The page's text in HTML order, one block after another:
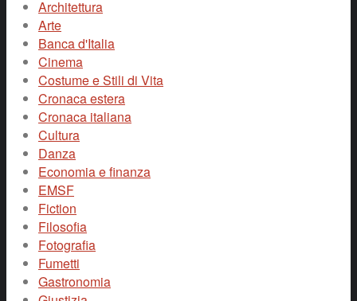
Architettura
Arte
Banca d'Italia
Cinema
Costume e Stili di Vita
Cronaca estera
Cronaca italiana
Cultura
Danza
Economia e finanza
EMSF
Fiction
Filosofia
Fotografia
Fumetti
Gastronomia